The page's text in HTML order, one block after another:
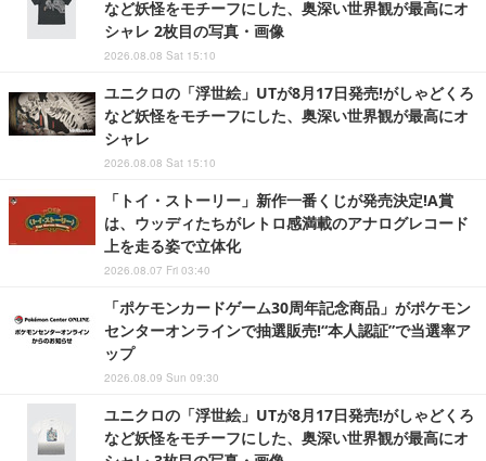
など妖怪をモチーフにした、奥深い世界観が最高にオ
シャレ 2枚目の写真・画像
2026.08.08 Sat 15:10
ユニクロの「浮世絵」UTが8月17日発売!がしゃどくろ
など妖怪をモチーフにした、奥深い世界観が最高にオ
シャレ
2026.08.08 Sat 15:10
「トイ・ストーリー」新作一番くじが発売決定!A賞
は、ウッディたちがレトロ感満載のアナログレコード
上を走る姿で立体化
2026.08.07 Fri 03:40
「ポケモンカードゲーム30周年記念商品」がポケモン
センターオンラインで抽選販売!“本人認証”で当選率ア
ップ
2026.08.09 Sun 09:30
ユニクロの「浮世絵」UTが8月17日発売!がしゃどくろ
など妖怪をモチーフにした、奥深い世界観が最高にオ